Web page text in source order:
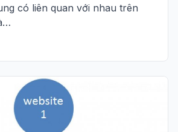
có liên quan với nhau trên